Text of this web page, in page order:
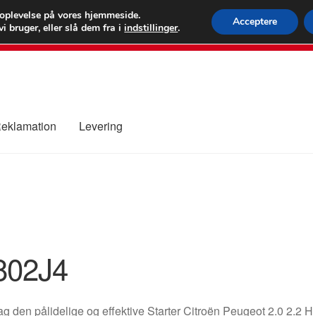
kr.
FEDEX
80 82
Levering
den pålidelige og effektive Starter Citroën Peugeot 2.0 2.2
på vores hjemmeside.
bruger, eller slå dem fra iindstillinger. Acceptere